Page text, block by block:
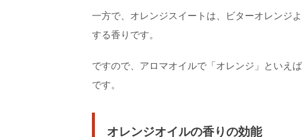
バス乗車の時には小銭を
あるでしょう。 そ...
アパートのエアコ
アパートのエアコンが壊
一方で、オレンジスイートは、ビターオレンジ
する香りです。
ですので、アロマオイルで「オレンジ」といえ
です。
オレンジオイルの香りの効能